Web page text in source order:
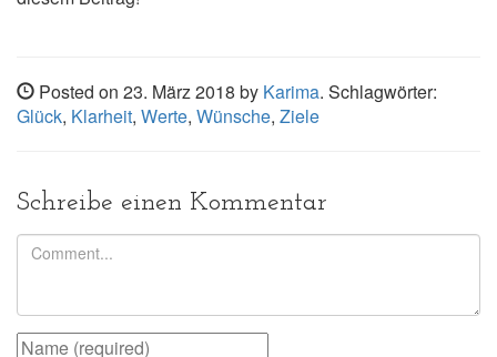
Posted on 23. März 2018 by Karima. Schlagwörter:
Glück, Klarheit, Werte, Wünsche, Ziele
Schreibe einen Kommentar